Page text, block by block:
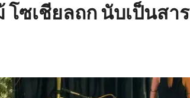
โซเชียลถก นับเป็นสาร